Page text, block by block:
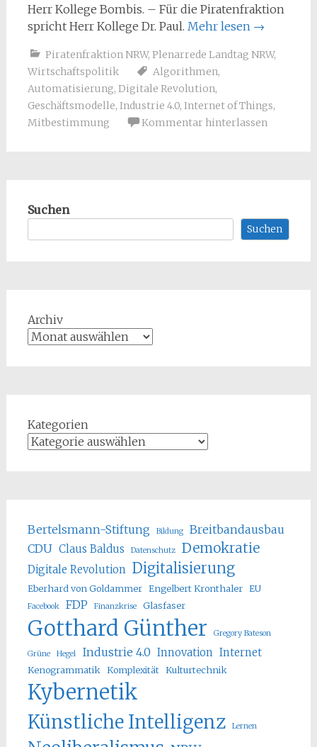
Herr Kollege Bombis. – Für die Piratenfraktion
spricht Herr Kollege Dr. Paul. Mehr lesen →
Piratenfraktion NRW, Plenarrede Landtag NRW,
Wirtschaftspolitik
Algorithmen,
Automatisierung, Digitale Revolution,
Geschäftsmodelle, Industrie 4.0, Internet of Things,
Mitbestimmung
Kommentar hinterlassen
Suchen
Suchen
Archiv
Kategorien
Bertelsmann-Stiftung Bildung
Breitbandausbau
CDU Claus Baldus Datenschutz Demokratie
Digitale Revolution Digitalisierung
Eberhard von Goldammer Engelbert Kronthaler EU
Facebook FDP Finanzkrise Glasfaser
Gotthard Günther Gregory Bateson
Grüne Hegel Industrie 4.0 Innovation Internet
Kenogrammatik Komplexität Kulturtechnik
Kybernetik
Künstliche Intelligenz Lernen